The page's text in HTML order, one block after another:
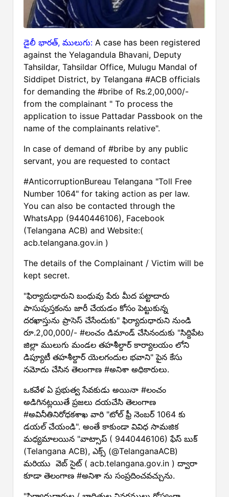
డైలీ భారత్, ములుగు: A case has been registered
against the Yelagandula Bhavani, Deputy
Tahsildar, Tahsildar Office, Mulugu Mandal of
Siddipet District, by Telangana #ACB officials
for demanding the #bribe of Rs.2,00,000/-
from the complainant " To process the
application to issue Pattadar Passbook on the
name of the complainants relative".
In case of demand of #bribe by any public
servant, you are requested to contact
#AnticorruptionBureau Telangana "Toll Free
Number 1064" for taking action as per law.
You can also be contacted through the
WhatsApp (9440446106), Facebook
(Telangana ACB) and Website:(
acb.telangana.gov.in )
The details of the Complainant / Victim will be
kept secret.
"ఫిర్యాదుధారుని బంధువు పేరు మీద పట్టాదారు
పాసుపుస్తకంను జారీ చేయడం కోసం పెట్టుకున్న
దరఖాస్తును ప్రాసెస్ చేసేందుకు" ఫిర్యాదుధారుని నుండి
రూ.2,00,000/- #లంచం డిమాండ్ చేసినందుకు "సిద్దిపేట
జిల్లా ములుగు మండల తహశీల్దార్ కార్యాలయం లోని
డిప్యూటీ తహశీల్దార్ యెలగందుల భవాని" పైన కేసు
నమోదు చేసిన తెలంగాణ #అనిశా అధికారులు.
ఒకవేళ ఏ ప్రభుత్వ సేవకుడు అయినా #లంచం
అడిగినట్లయితే ప్రజలు దయచేసి తెలంగాణ
#అవినీతినిరోధకశాఖ వారి "టోల్ ఫ్రీ నెంబర్ 1064 కు
డయల్ చేయండి". అంతే కాకుండా వివిధ సామజిక
మధ్యమాలయిన "వాట్సాప్ ( 9440446106) ఫేస్ బుక్
(Telangana ACB), ఎక్స్ (@TelanganaACB)
మరియు వెబ్ సైట్ ( acb.telangana.gov.in ) ద్వారా
కూడా తెలంగాణ #అనిశా ను సంప్రదించవచ్చును.